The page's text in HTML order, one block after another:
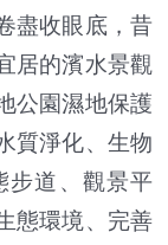
盡收眼底，昔
居的濱水景觀
公園濕地保護
質淨化、生物
步道、觀景平
態環境、完善